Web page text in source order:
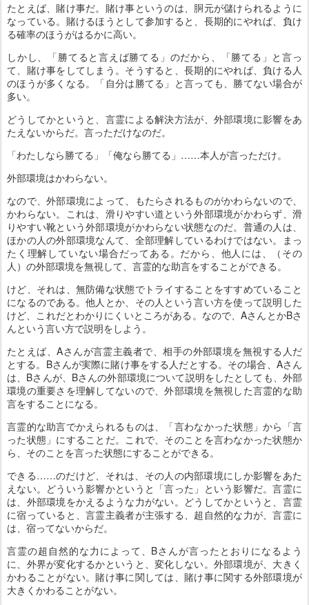
たとえば、賭け事だ。賭け事というのは、胴元が儲けられるように
なっている。賭けるほうとして参加すると、長期的にやれば、負け
る確率のほうがはるかに高い。
しかし、「勝てると言えば勝てる」のだから、「勝てる」と言っ
て、賭け事をしてしまう。そうすると、長期的にやれば、負ける人
のほうが多くなる。「自分は勝てる」と言っても、勝てない場合が
多い。
どうしてかというと、言霊による解決方法が、外部環境に影響をあ
たえないからだ。言っただけなのだ。
「わたしなら勝てる」「俺なら勝てる」……本人が言っただけ。
外部環境はかわらない。
なので、外部環境によって、もたらされるものがかわらないので、
かわらない。これは、滑りやすい道という外部環境がかわらず、滑
りやすい靴という外部環境がかわらない状態なのだ。普通の人は、
ほかの人の外部環境なんて、全部理解しているわけではない。まっ
たく理解していない場合だってある。だから、他人には、（その
人）の外部環境を無視して、言霊的な助言をすることができる。
けど、それは、無防備な状態でトライすることをすすめていること
になるのである。他人とか、その人という言い方を使って説明した
けど、これだとわかりにくいところがある。なので、AさんとかBさ
んという言い方で説明をしよう。
たとえば、Aさんが言霊主義者で、相手の外部環境を無視する人だ
とする。Bさんが実際に賭け事をする人だとする。その場合、Aさん
は、Bさんが、Bさんの外部環境について説明をしたとしても、外部
環境の重要さを理解してないので、外部環境を無視した言霊的な助
言をすることになる。
言霊的な助言でかえられるものは、「言わなかった状態」から「言
った状態」にすることだ。これで、そのことを言わなかった状態か
ら、そのことを言った状態にすることができる。
できる……のだけど、それは、その人の内部環境にしか影響をあた
えない。どういう影響かというと「言った」という影響だ。言霊に
は、外部環境をかえるような力がない。どうしてかというと、言霊
に宿っていると、言霊主義者が主張する、超自然的な力が、言霊に
は、宿ってないからだ。
言霊の超自然的な力によって、Bさんが言ったとおりになるよう
に、外界が変化するかというと、変化しない。外部環境が、大きく
かわることがない。賭け事に関しては、賭け事に関する外部環境が
大きくかわることがない。